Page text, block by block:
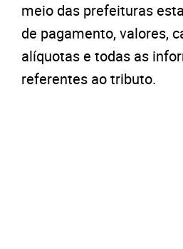
meio das prefeituras
de pagamento, valores,
alíquotas e todas as
referentes ao tributo.